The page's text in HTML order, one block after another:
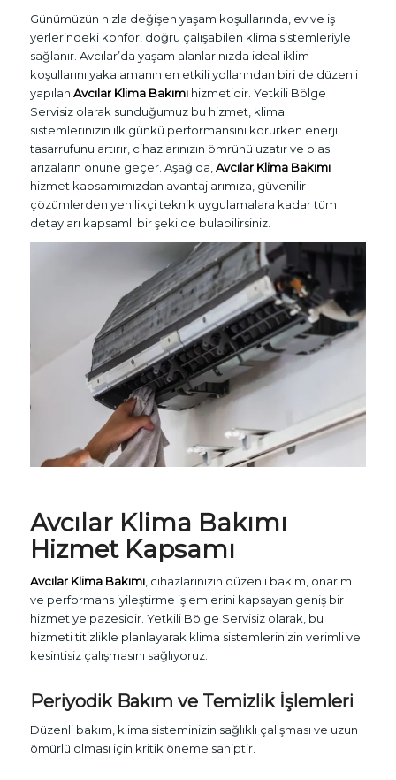
Günümüzün hızla değişen yaşam koşullarında, ev ve iş
yerlerindeki konfor, doğru çalışabilen klima sistemleriyle
sağlanır. Avcılar’da yaşam alanlarınızda ideal iklim
koşullarını yakalamanın en etkili yollarından biri de düzenli
yapılan Avcılar Klima Bakımıhizmetidir. Yetkili Bölge
Servisiz olarak sunduğumuz bu hizmet, klima
sistemlerinizin ilk günkü performansını korurken enerji
tasarrufunu artırır, cihazlarınızın ömrünü uzatır ve olası
arızaların önüne geçer. Aşağıda, Avcılar Klima Bakımı
hizmet kapsamımızdan avantajlarımıza, güvenilir
çözümlerden yenilikçi teknik uygulamalara kadar tüm
detayları kapsamlı bir şekilde bulabilirsiniz.
Avcılar Klima Bakımı
Hizmet Kapsamı
Avcılar Klima Bakımı, cihazlarınızın düzenli bakım, onarım
ve performans iyileştirme işlemlerini kapsayan geniş bir
hizmet yelpazesidir. Yetkili Bölge Servisiz olarak, bu
hizmeti titizlikle planlayarak klima sistemlerinizin verimli ve
kesintisiz çalışmasını sağlıyoruz.
Periyodik Bakım ve Temizlik İşlemleri
Düzenli bakım, klima sisteminizin sağlıklı çalışması ve uzun
ömürlü olması için kritik öneme sahiptir.